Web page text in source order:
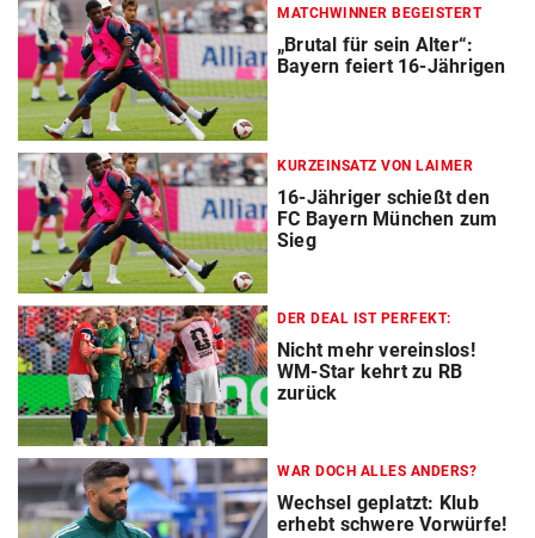
MATCHWINNER BEGEISTERT
„Brutal für sein Alter“:
Bayern feiert 16-Jährigen
KURZEINSATZ VON LAIMER
16-Jähriger schießt den
FC Bayern München zum
Sieg
DER DEAL IST PERFEKT:
Nicht mehr vereinslos!
WM-Star kehrt zu RB
zurück
WAR DOCH ALLES ANDERS?
Wechsel geplatzt: Klub
erhebt schwere Vorwürfe!